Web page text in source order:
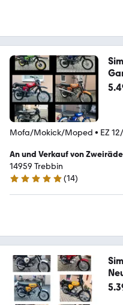
Mofa/Mokick/Moped • EZ
An und Verkauf von
14959 Trebbin
5 Sterne
(14)